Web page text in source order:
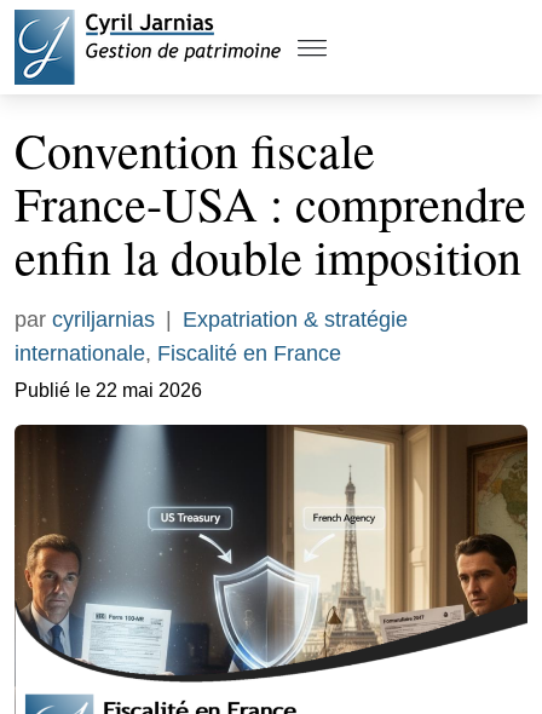
Convention fiscale
France-USA : comprendre
enfin la double imposition
par cyriljarnias
Expatriation & stratégie
internationale, Fiscalité en France
Publié le 22 mai 2026